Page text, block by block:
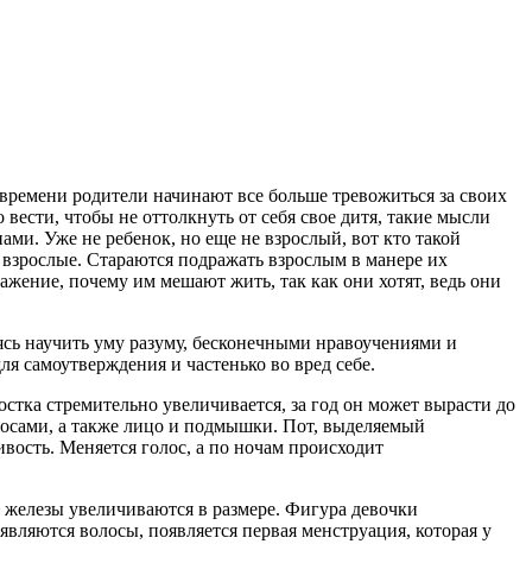
родители начинают все больше тревожиться за своих
чтобы не оттолкнуть от себя свое дитя, такие мысли
Уже не ребенок, но еще не взрослый, вот кто такой
Стараются подражать взрослым в манере их
почему им мешают жить, так как они хотят, ведь они
научить уму разуму, бесконечными нравоучениями и
и частенько во вред себе.
стремительно увеличивается, за год он может вырасти до
а также лицо и подмышки. Пот, выделяемый
Меняется голос, а по ночам происходит
увеличиваются в размере. Фигура девочки
волосы, появляется первая менструация, которая у